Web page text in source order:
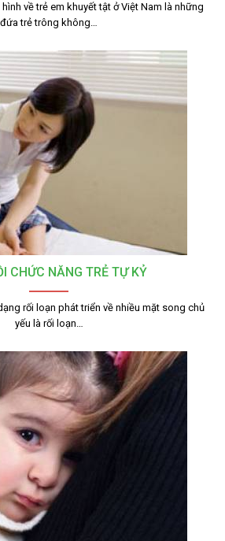
về trẻ em khuyết tật ở Việt Nam là những
đứa trẻ trông không…
CHỨC NĂNG TRẺ TỰ KỶ
rối loạn phát triển về nhiều mặt song chủ
yếu là rối loạn…